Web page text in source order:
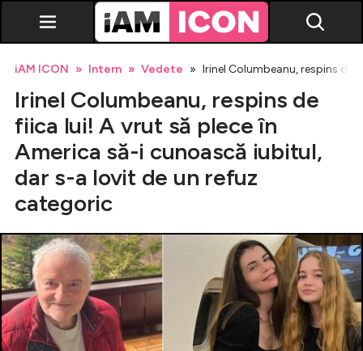
Vedete
Breaking news
Evenimente
Emisiuni TV
Horoscop
Lifestyle
iAM ICON Intern Vedete Irinel Columbeanu, respins de
Irinel Columbeanu, respins de
fiica lui! A vrut să plece în
America să-i cunoască iubitul,
dar s-a lovit de un refuz
categoric